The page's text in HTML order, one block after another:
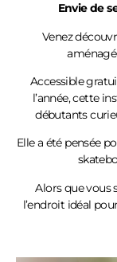
Envie de
Venez
Accessible
l’année, cette
débutants
Elle a été pensée
Alors que vous
l’endroit idéal